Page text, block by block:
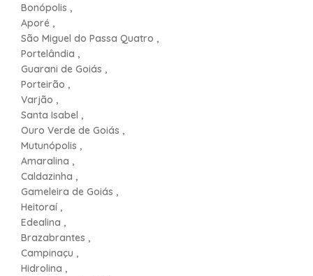
Bonópolis ,
Aporé ,
São Miguel do Passa Quatro ,
Portelândia ,
Guarani de Goiás ,
Porteirão ,
Varjão ,
Santa Isabel ,
Ouro Verde de Goiás ,
Mutunópolis ,
Amaralina ,
Caldazinha ,
Gameleira de Goiás ,
Heitoraí ,
Edealina ,
Brazabrantes ,
Campinaçu ,
Hidrolina ,